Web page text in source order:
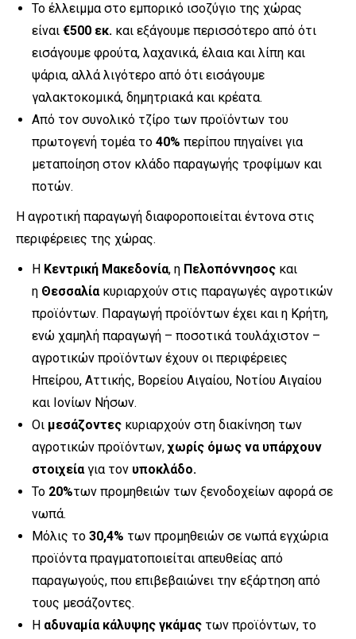
Το έλλειμμα στο εμπορικό ισοζύγιο της χώρας
είναι €500 εκ. και εξάγουμε περισσότερο από ότι
εισάγουμε φρούτα, λαχανικά, έλαια και λίπη και
ψάρια, αλλά λιγότερο από ότι εισάγουμε
γαλακτοκομικά, δημητριακά και κρέατα.
Από τον συνολικό τζίρο των προϊόντων του
πρωτογενή τομέα το 40% περίπου πηγαίνει για
μεταποίηση στον κλάδο παραγωγής τροφίμων και
ποτών.
Η αγροτική παραγωγή διαφοροποιείται έντονα στις
περιφέρειες της χώρας.
Η Κεντρική Μακεδονία, η Πελοπόννησος και
η Θεσσαλία κυριαρχούν στις παραγωγές αγροτικών
προϊόντων. Παραγωγή προϊόντων έχει και η Κρήτη,
ενώ χαμηλή παραγωγή – ποσοτικά τουλάχιστον –
αγροτικών προϊόντων έχουν οι περιφέρειες
Ηπείρου, Αττικής, Βορείου Αιγαίου, Νοτίου Αιγαίου
και Ιονίων Νήσων.
Οι μεσάζοντες κυριαρχούν στη διακίνηση των
αγροτικών προϊόντων,χωρίς όμως να υπάρχουν
στοιχείαγια τον υποκλάδο.
Το 20%των προμηθειών των ξενοδοχείων αφορά σε
νωπά.
Μόλις το 30,4% των προμηθειών σε νωπά εγχώρια
προϊόντα πραγματοποιείται απευθείας από
παραγωγούς, που επιβεβαιώνει την εξάρτηση από
τους μεσάζοντες.
Η αδυναμία κάλυψης γκάμας των προϊόντων, το